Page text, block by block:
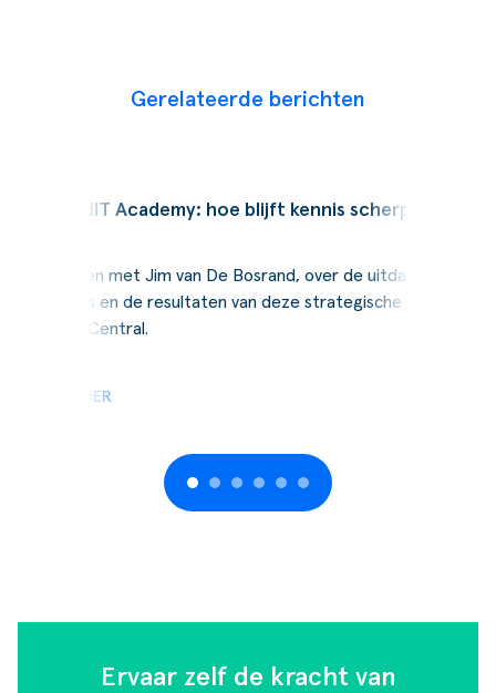
Gerelateerde berichten
SucceedIT Academy: hoe blijft kennis scherp
Wij spraken met Jim van De Bosrand, over de uitdagingen,
de keuzes en de resultaten van deze strategische stap naar
Business Central.
LEES VERDER
Ervaar zelf de kracht van